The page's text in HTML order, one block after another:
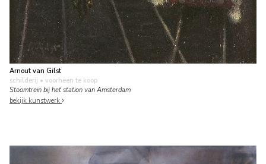
Arnout van Gilst
schilderij • voorheen te koop
Stoomtrein bij het station van Amsterdam
bekijk kunstwerk